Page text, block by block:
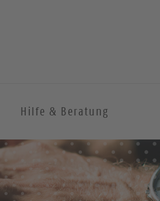
Hilfe & Beratung